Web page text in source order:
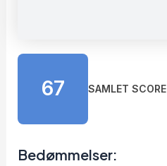
67 SAMLET SCORE
Bedømmelser: